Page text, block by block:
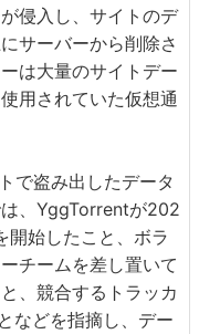
侵入し、サイトのデ
サーバーから削除さ
は大量のサイトデー
用されていた仮想通
で盗み出したデータ
、YggTorrentが202
開始したこと、ボラ
チームを差し置いて
、競合するトラッカ
などを指摘し、デー